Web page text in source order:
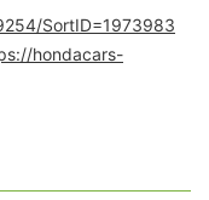
SortID=1973983
hondacars-